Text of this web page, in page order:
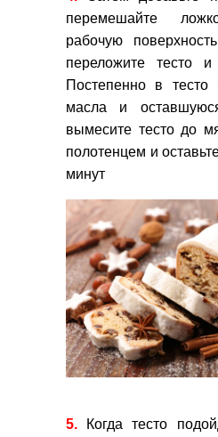
перемешайте
рабочую
переложите тесто
Постепенно в
масла и
вымесите тесто до
полотенцем и
минут
5.
Когда тесто